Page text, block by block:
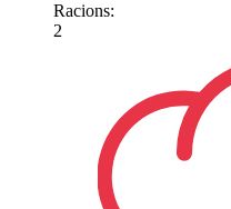
Racions:
2